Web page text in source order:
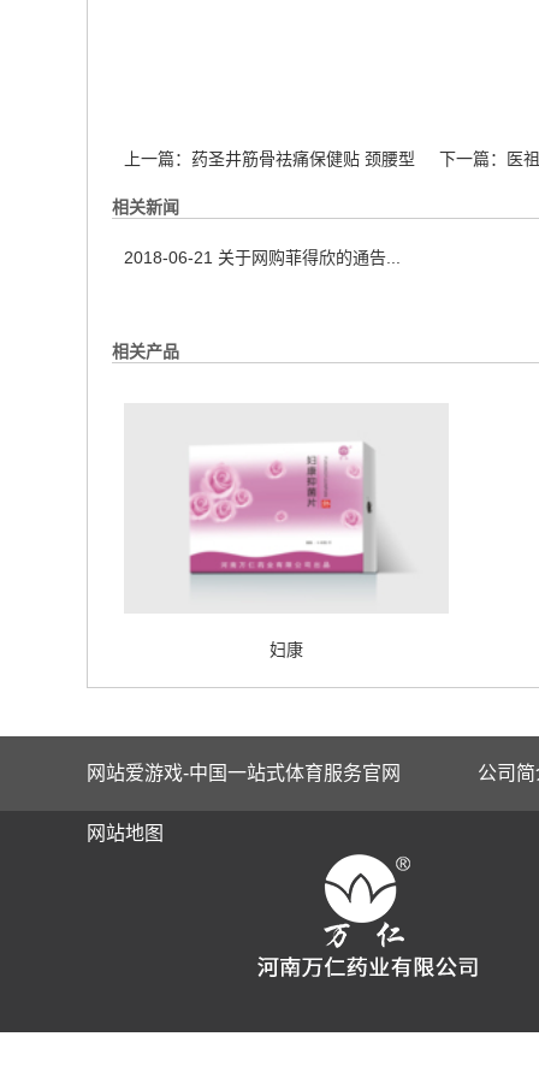
上一篇： 药圣井筋骨祛痛保健贴 颈腰型 下一篇： 医
相关新闻
2018-06-21 关于网购菲得欣的通告...
相关产品
妇康
网站爱游戏-中国一站式体育服务官网 公司
网站地图